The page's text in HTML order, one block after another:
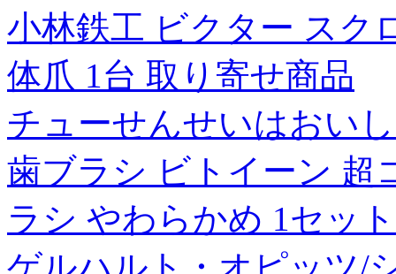
小林鉄工 ビクター スク
体爪 1台 取り寄せ商品
チューせんせいはおい
歯ブラシ ビトイーン 超
ラシ やわらかめ 1セッ